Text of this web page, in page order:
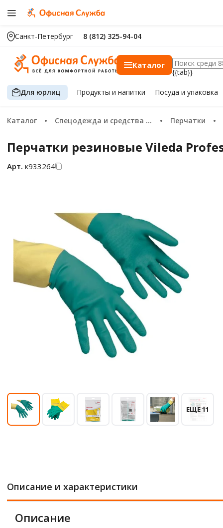
Санкт-Петербург 8 (812) 325-94-04
Каталог
{{tab}}
Для юрлиц Продуктыи напитки Посуда и упаковка
Каталог Спецодежда и средства защиты Перчатки
Перчатки резиновые Vileda
Арт. к933264
ЕЩЕ 11
Описание и характеристики
Описание